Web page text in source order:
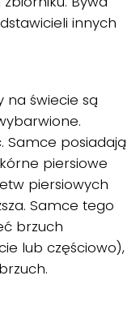
innych
na świecie są
Samce posiadają
piersiowe
piersiowych
Samce tego
brzuch
lub częściowo),